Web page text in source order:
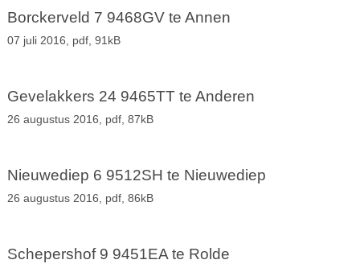
Borckerveld 7 9468GV te Annen
07 juli 2016, pdf, 91kB
Gevelakkers 24 9465TT te Anderen
26 augustus 2016, pdf, 87kB
Nieuwediep 6 9512SH te Nieuwediep
26 augustus 2016, pdf, 86kB
Schepershof 9 9451EA te Rolde